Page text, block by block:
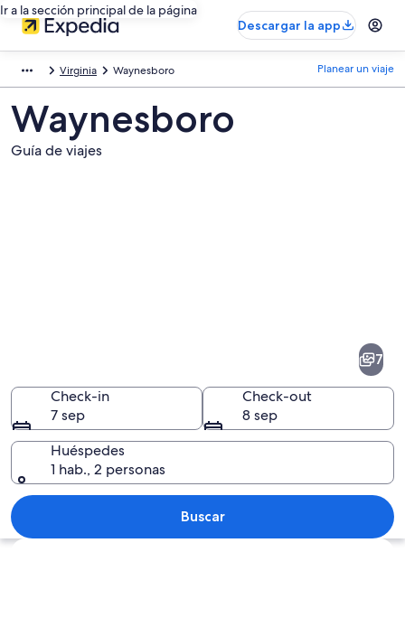
Ir a la sección principal de la página
Descargar la app
Virginia Waynesboro Planear un viaje
Waynesboro
Guía de viajes
Un molino de madera con una
7
Check-in
7 sep
Check-out
8 sep
Huéspedes
1 hab., 2 personas
Buscar
Explorar mapa